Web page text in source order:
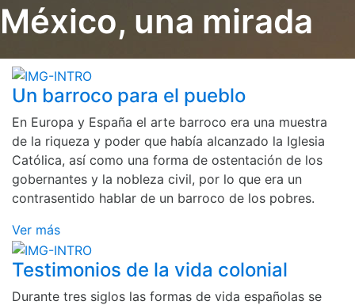
México, una mirada
Un barroco para el pueblo
En Europa y España el arte barroco era una muestra
de la riqueza y poder que había alcanzado la Iglesia
Católica, así como una forma de ostentación de los
gobernantes y la nobleza civil, por lo que era un
contrasentido hablar de un barroco de los pobres.
Ver más
Testimonios de la vida colonial
Durante tres siglos las formas de vida españolas se